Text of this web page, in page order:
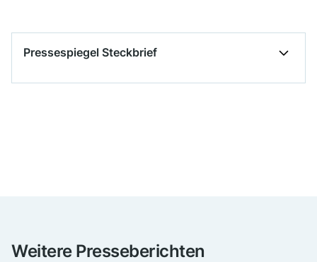
Pressespiegel Steckbrief
Weitere Presseberichten